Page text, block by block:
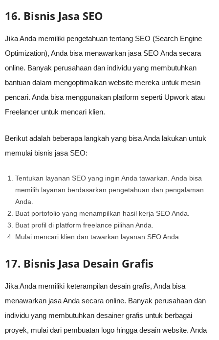
16. Bisnis Jasa SEO
Jika Anda memiliki pengetahuan tentang SEO (Search Engine
Optimization), Anda bisa menawarkan jasa SEO Anda secara
online. Banyak perusahaan dan individu yang membutuhkan
bantuan dalam mengoptimalkan website mereka untuk mesin
pencari. Anda bisa menggunakan platform seperti Upwork atau
Freelancer untuk mencari klien.
Berikut adalah beberapa langkah yang bisa Anda lakukan untuk
memulai bisnis jasa SEO:
Tentukan layanan SEO yang ingin Anda tawarkan. Anda bisa
memilih layanan berdasarkan pengetahuan dan pengalaman
Anda.
Buat portofolio yang menampilkan hasil kerja SEO Anda.
Buat profil di platform freelance pilihan Anda.
Mulai mencari klien dan tawarkan layanan SEO Anda.
17. Bisnis Jasa Desain Grafis
Jika Anda memiliki keterampilan desain grafis, Anda bisa
menawarkan jasa Anda secara online. Banyak perusahaan dan
individu yang membutuhkan desainer grafis untuk berbagai
proyek, mulai dari pembuatan logo hingga desain website. Anda